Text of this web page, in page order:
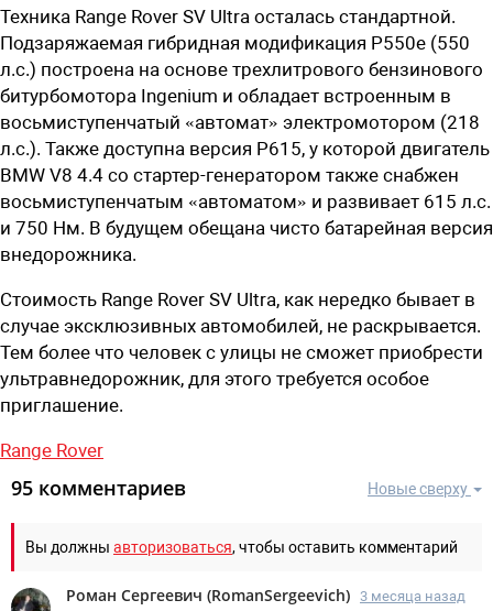
Техника Range Rover SV Ultra осталась стандартной.
Подзаряжаемая гибридная модификация P550e (550
л.с.) построена на основе трехлитрового бензинового
битурбомотора Ingenium и обладает встроенным в
восьмиступенчатый «автомат» электромотором (218
л.с.). Также доступна версия P615, у которой двигатель
BMW V8 4.4 со стартер-генератором также снабжен
восьмиступенчатым «автоматом» и развивает 615 л.с.
и 750 Нм. В будущем обещана чисто батарейная версия
внедорожника.
Стоимость Range Rover SV Ultra, как нередко бывает в
случае эксклюзивных автомобилей, не раскрывается.
Тем более что человек с улицы не сможет приобрести
ультравнедорожник, для этого требуется особое
приглашение.
Range Rover
Новые сверху
95 комментариев
Вы должны авторизоваться, чтобы оставить комментарий
Роман Сергеевич (RomanSergeevich) 3 месяца назад